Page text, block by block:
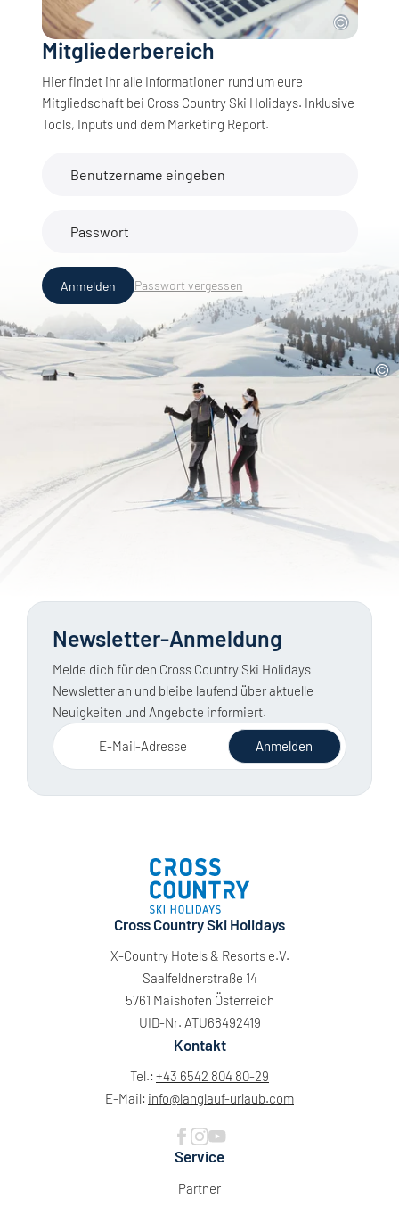
Mitgliederbereich
Hier findet ihr alle Informationen rund um eure
Mitgliedschaft bei Cross Country Ski Holidays. Inklusive
Tools, Inputs und dem Marketing Report.
Benutzername eingeben
Passwort
Passwort vergessen
Newsletter-Anmeldung
Melde dich für den Cross Country Ski Holidays
Newsletter an und bleibe laufend über aktuelle
Neuigkeiten und Angebote informiert.
E-Mail-Adresse Anmelden
Cross Country Ski Holidays
X-Country Hotels & Resorts e.V.
Saalfeldnerstraße 14
5761 Maishofen Österreich
UID-Nr. ATU68492419
Kontakt
Tel.: +43 6542 804 80-29
E-Mail: info@langlauf-urlaub.com
Service
Partner